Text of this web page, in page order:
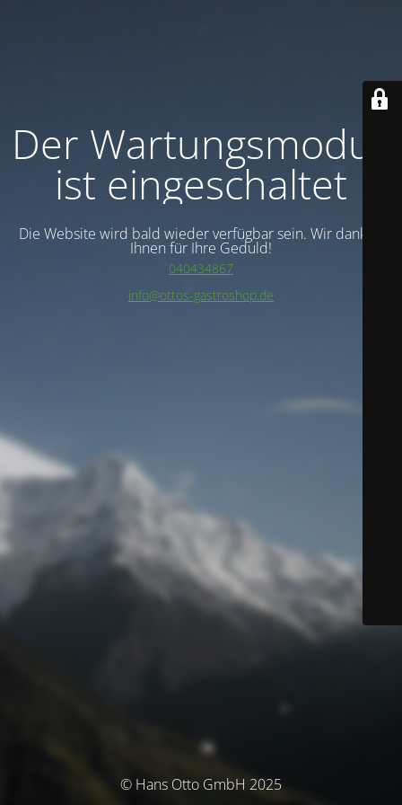
Der Wartungsmodus
ist eingeschaltet
Die Website wird bald wieder verfügbar sein. Wir danken
Ihnen für Ihre Geduld!
040434867
info@ottos-gastroshop.de
© Hans Otto GmbH 2025